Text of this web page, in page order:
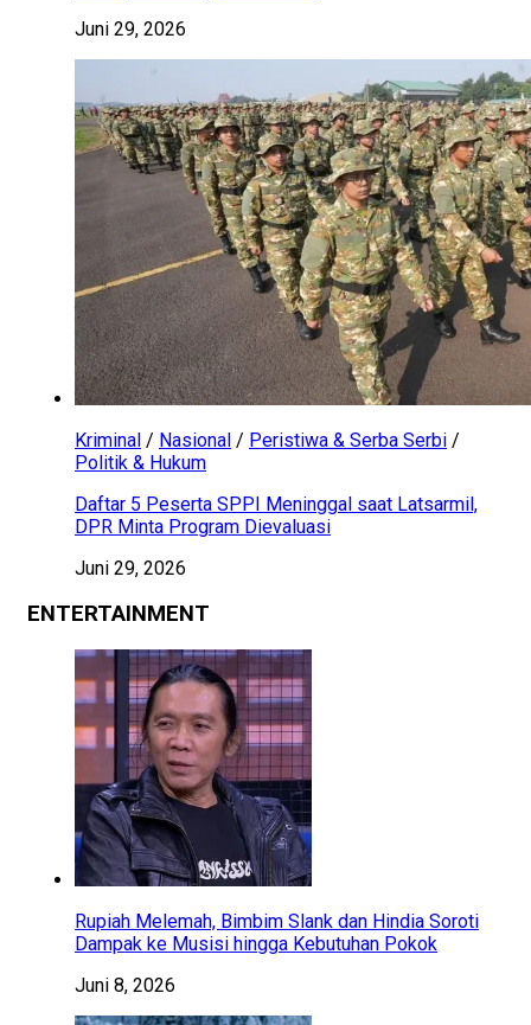
Juni 29, 2026
Kriminal / Nasional / Peristiwa & Serba Serbi /
Politik & Hukum
Daftar 5 Peserta SPPI Meninggal saat Latsarmil,
DPR Minta Program Dievaluasi
Juni 29, 2026
ENTERTAINMENT
Rupiah Melemah, Bimbim Slank dan Hindia Soroti
Dampak ke Musisi hingga Kebutuhan Pokok
Juni 8, 2026